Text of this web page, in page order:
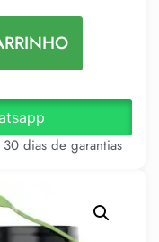
dias de garantias